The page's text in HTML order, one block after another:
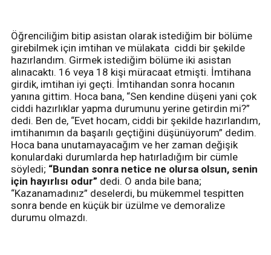
Öğrenciliğim bitip asistan olarak istediğim bir bölüme
girebilmek için imtihan ve mülakata ciddi bir şekilde
hazırlandım. Girmek istediğim bölüme iki asistan
alınacaktı. 16 veya 18 kişi müracaat etmişti. İmtihana
girdik, imtihan iyi geçti. İmtihandan sonra hocanın
yanına gittim. Hoca bana, “Sen kendine düşeni yani çok
ciddi hazırlıklar yapma durumunu yerine getirdin mi?”
dedi. Ben de, “Evet hocam, ciddi bir şekilde hazırlandım,
imtihanımın da başarılı geçtiğini düşünüyorum” dedim.
Hoca bana unutamayacağım ve her zaman değişik
konulardaki durumlarda hep hatırladığım bir cümle
söyledi; “Bundan sonra netice ne olursa olsun, senin
için hayırlısı odur” dedi. O anda bile bana;
“Kazanamadınız” deselerdi, bu mükemmel tespitten
sonra bende en küçük bir üzülme ve demoralize
durumu olmazdı.